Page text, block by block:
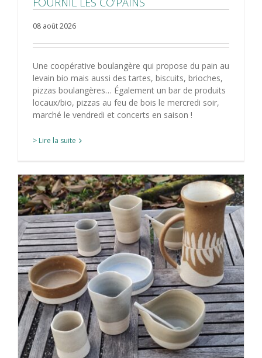
08 août 2026
Une coopérative boulangère qui propose du pain au
levain bio mais aussi des tartes, biscuits, brioches,
pizzas boulangères… Également un bar de produits
locaux/bio, pizzas au feu de bois le mercredi soir,
marché le vendredi et concerts en saison !
> Lire la suite